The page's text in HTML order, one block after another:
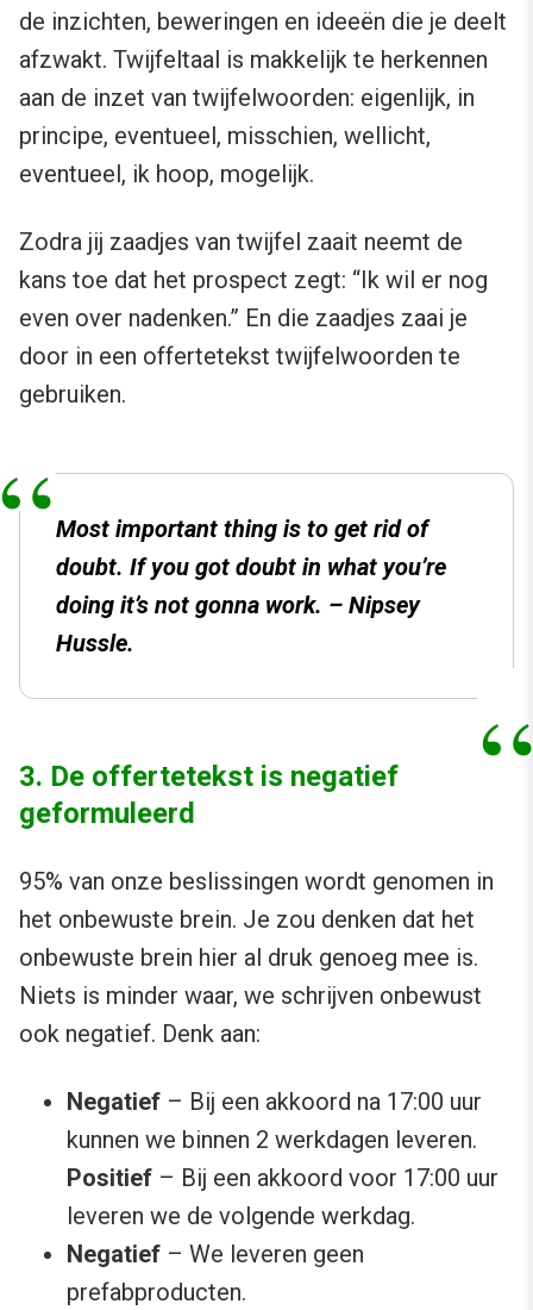
de inzichten, beweringen en ideeën die je deelt
afzwakt. Twijfeltaal is makkelijk te herkennen
aan de inzet van twijfelwoorden: eigenlijk, in
principe, eventueel, misschien, wellicht,
eventueel, ik hoop, mogelijk.
Zodra jij zaadjes van twijfel zaait neemt de
kans toe dat het prospect zegt: “Ik wil er nog
even over nadenken.” En die zaadjes zaai je
door in een offertetekst twijfelwoorden te
gebruiken.
Most important thing is to get rid of
doubt. If you got doubt in what you’re
doing it’s not gonna work. – Nipsey
Hussle.
3. De offertetekst is negatief
geformuleerd
95% van onze beslissingen wordt genomen in
het onbewuste brein. Je zou denken dat het
onbewuste brein hier al druk genoeg mee is.
Niets is minder waar, we schrijven onbewust
ook negatief. Denk aan:
Negatief – Bij een akkoord na 17:00 uur
kunnen we binnen 2 werkdagen leveren.
Positief – Bij een akkoord voor 17:00 uur
leveren we de volgende werkdag.
Negatief – We leveren geen
prefabproducten.